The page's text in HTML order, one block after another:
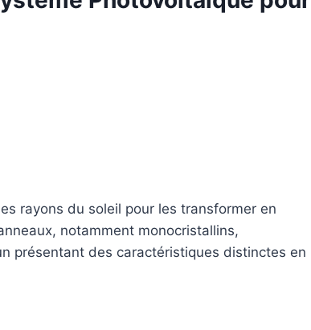
rayons du soleil pour les transformer en
notamment monocristallins,
présentant des caractéristiques distinctes en